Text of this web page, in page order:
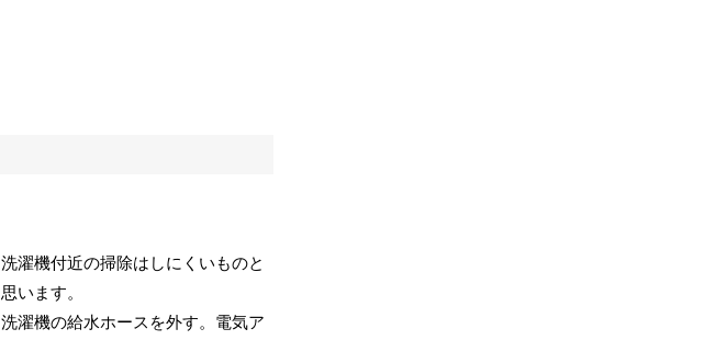
洗濯機付近の掃除はしにくいものと
思います。
洗濯機の給水ホースを外す。電気ア